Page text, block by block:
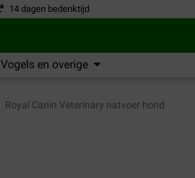
14 dagen bedenktijd
Vogels en overige
Royal Canin Veterinary natvoer hond